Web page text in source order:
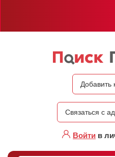
Добавить
Связаться с
Войти в